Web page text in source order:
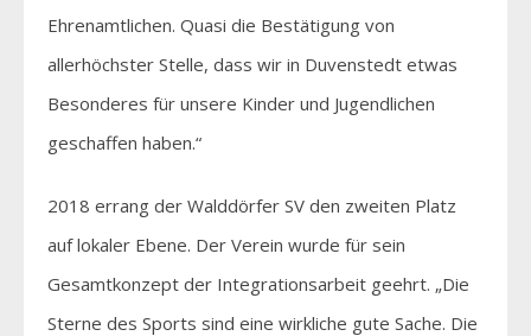
Ehrenamtlichen. Quasi die Bestätigung von
allerhöchster Stelle, dass wir in Duvenstedt etwas
Besonderes für unsere Kinder und Jugendlichen
geschaffen haben.“
2018 errang der Walddörfer SV den zweiten Platz
auf lokaler Ebene. Der Verein wurde für sein
Gesamtkonzept der Integrationsarbeit geehrt. „Die
Sterne des Sports sind eine wirkliche gute Sache. Die